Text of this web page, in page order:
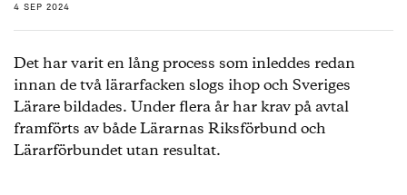
4 SEP 2024
Det har varit en lång process som inleddes redan
innan de två lärarfacken slogs ihop och Sveriges
Lärare bildades. Under flera år har krav på avtal
framförts av både Lärarnas Riksförbund och
Lärarförbundet utan resultat.